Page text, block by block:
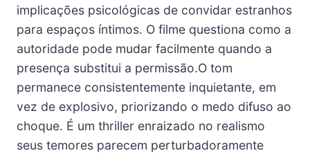
implicações psicológicas de convidar estranhos
para espaços íntimos. O filme questiona como a
autoridade pode mudar facilmente quando a
presença substitui a permissão.O tom
permanece consistentemente inquietante, em
vez de explosivo, priorizando o medo difuso ao
choque. É um thriller enraizado no realismo
seus temores parecem perturbadoramente